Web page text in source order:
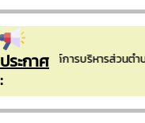
ประกาศ
:
นเป้า องค์การบริหารส่วนต